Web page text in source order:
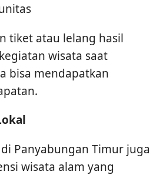
tiket atau lelang hasil
wisata saat
bisa mendapatkan
Panyabungan Timur juga
wisata alam yang